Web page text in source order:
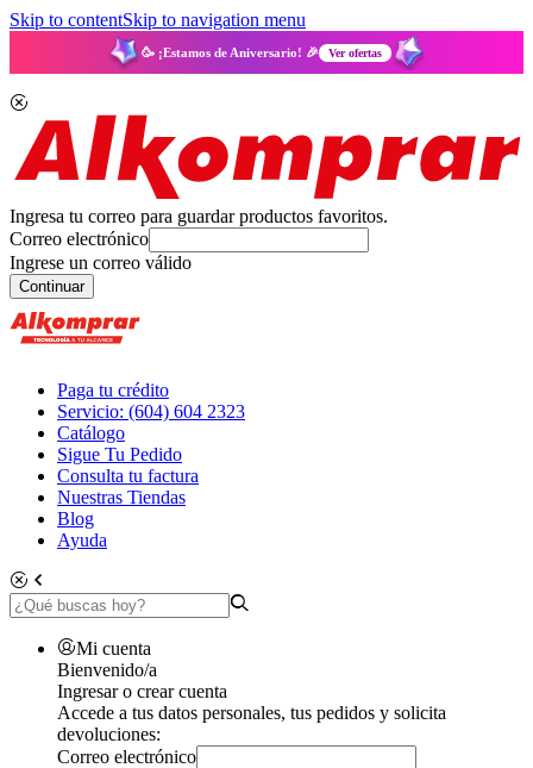
Skip to contentSkip to navigation menu
🥳 ¡Estamos de Aniversario! 🎉 Ver ofertas
Ingresa tu correo para guardar productos favoritos.
Correo electrónico
Ingrese un correo válido
Continuar
Paga tu crédito
Servicio: (604) 604 2323
Catálogo
Sigue Tu Pedido
Consulta tu factura
Nuestras Tiendas
Blog
Ayuda
Mi cuenta
Bienvenido/a
Ingresar o crear cuenta
Accede a tus datos personales, tus pedidos y solicita
devoluciones:
Correo electrónico